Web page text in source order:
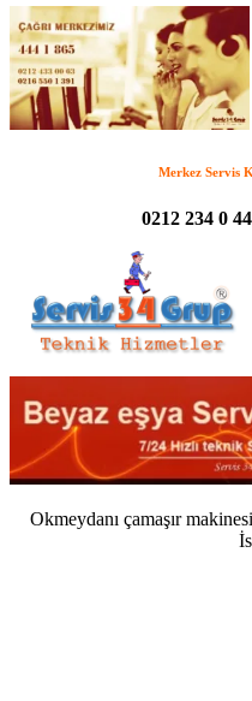
Merkez Servis
0212 234 0
Okmeydanı çamaşır